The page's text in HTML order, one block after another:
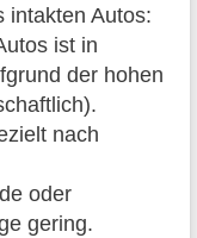
intakten Autos:
ist in
der hohen
nach
oder
gering.